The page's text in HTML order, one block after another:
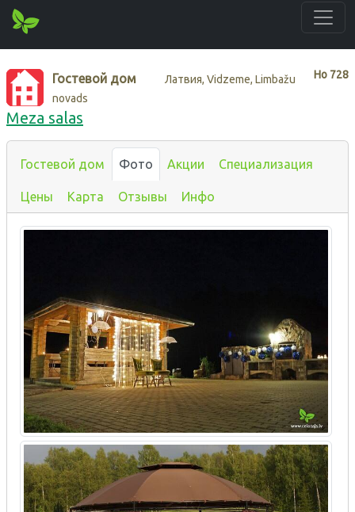
Нo 728
Гостевой дом
Латвия, Vidzeme, Limbažu
novads
Meza salas
Гостевой дом Фото Акции Специализация
Цены Карта Отзывы Инфо